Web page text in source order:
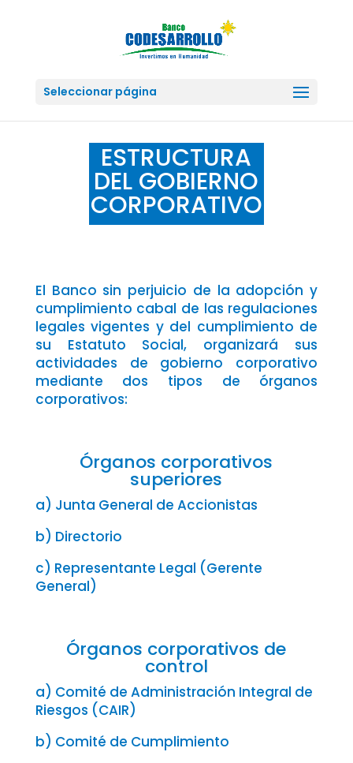
Seleccionar página
ESTRUCTURA
DEL GOBIERNO
CORPORATIVO
El Banco sin perjuicio de la adopción y
cumplimiento cabal de las regulaciones
legales vigentes y del cumplimiento de
su Estatuto Social, organizará sus
actividades de gobierno corporativo
mediante dos tipos de órganos
corporativos:
Órganos corporativos
superiores
a) Junta General de Accionistas
b) Directorio
c) Representante Legal (Gerente
General)
Órganos corporativos de
control
a) Comité de Administración Integral de
Riesgos (CAIR)
b) Comité de Cumplimiento